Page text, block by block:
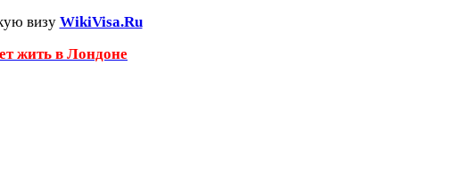
визу WikiVisa.Ru
жить в Лондоне